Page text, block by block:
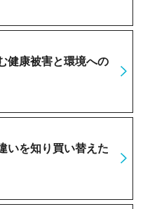
健康被害と環境への
いを知り買い替えた